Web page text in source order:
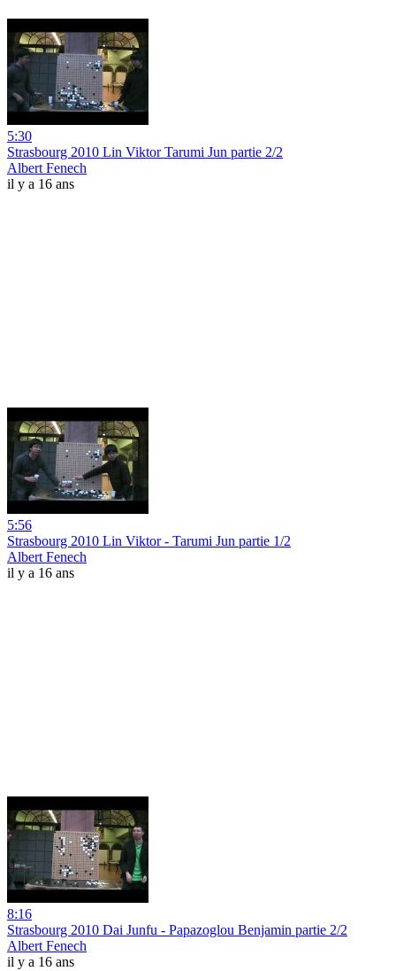
5:30
Strasbourg 2010 Lin Viktor Tarumi Jun partie 2/2
Albert Fenech
il y a 16 ans
5:56
Strasbourg 2010 Lin Viktor - Tarumi Jun partie 1/2
Albert Fenech
il y a 16 ans
8:16
Strasbourg 2010 Dai Junfu - Papazoglou Benjamin partie 2/2
Albert Fenech
il y a 16 ans